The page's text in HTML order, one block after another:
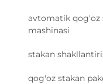
avtomatik qog'oz
mashinasi
stakan
qog'oz stakan